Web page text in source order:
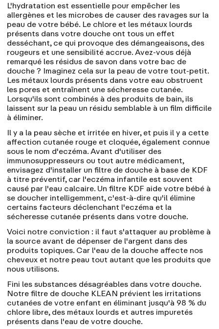
L'hydratation est essentielle pour empêcher les
allergènes et les microbes de causer des ravages sur la
peau de votre bébé. Le chlore et les métaux lourds
présents dans votre douche ont tous un effet
desséchant, ce qui provoque des démangeaisons, des
rougeurs et une sensibilité accrue. Avez-vous déjà
remarqué les résidus de savon dans votre bac de
douche ? Imaginez cela sur la peau de votre tout-petit.
Les métaux lourds présents dans votre eau obstruent
les pores et entraînent une sécheresse cutanée.
Lorsqu'ils sont combinés à des produits de bain, ils
laissent sur la peau un résidu semblable à un film difficile
à éliminer.
Il y a la peau sèche et irritée en hiver, et puis il y a cette
affection cutanée rouge et cloquée, également connue
sous le nom d'eczéma. Avant d'utiliser des
immunosuppresseurs ou tout autre médicament,
envisagez d'installer un filtre de douche à base de KDF
à titre préventif, car l'eczéma infantile est souvent
causé par l'eau calcaire. Un filtre KDF aide votre bébé à
se doucher intelligemment, c'est-à-dire qu'il élimine
certains facteurs déclenchant l'eczéma et la
sécheresse cutanée présents dans votre douche.
Voici notre conviction : il faut s'attaquer au problème à
la source avant de dépenser de l'argent dans des
produits topiques. Car l'eau de la douche affecte nos
cheveux et notre peau tout autant que les produits que
nous utilisons.
Fini les substances désagréables dans votre douche.
Notre filtre de douche KLEAN prévient les irritations
cutanées de votre enfant en éliminant jusqu'à 98 % du
chlore libre, des métaux lourds et autres impuretés
présents dans l'eau de votre douche.